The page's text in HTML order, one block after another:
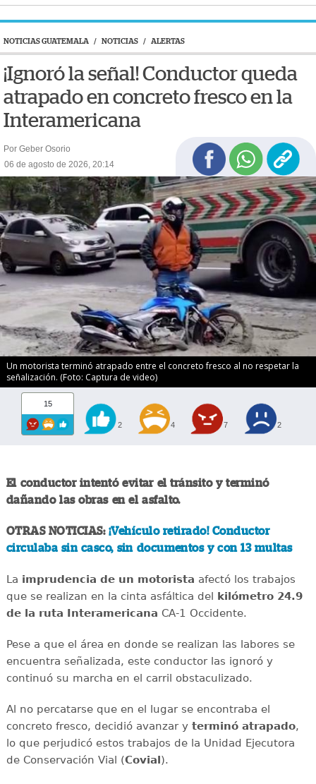
NOTICIAS GUATEMALA / NOTICIAS / ALERTAS
¡Ignoró la señal! Conductor queda
atrapado en concreto fresco en la
Interamericana
Por Geber Osorio
06 de agosto de 2026, 20:14
Un motorista terminó atrapado entre el concreto fresco al no respetar la
señalización. (Foto: Captura de video)
15
2 4 7 2
El conductor intentó evitar el tránsito y terminó
dañando las obras en el asfalto.
OTRAS NOTICIAS: ¡Vehículo retirado! Conductor
circulaba sin casco, sin documentos y con 13 multas
La imprudencia de un motorista afectó los trabajos
que se realizan en la cinta asfáltica del
kilómetro 24.9
de la ruta Interamericana CA-1 Occidente.
Pese a que el área en donde se realizan las labores se
encuentra señalizada, este conductor las ignoró y
continuó su marcha en el carril obstaculizado.
Al no percatarse que en el lugar se encontraba el
concreto fresco, decidió avanzar y terminó atrapado,
lo que perjudicó estos trabajos de la Unidad Ejecutora
de Conservación Vial (Covial ).